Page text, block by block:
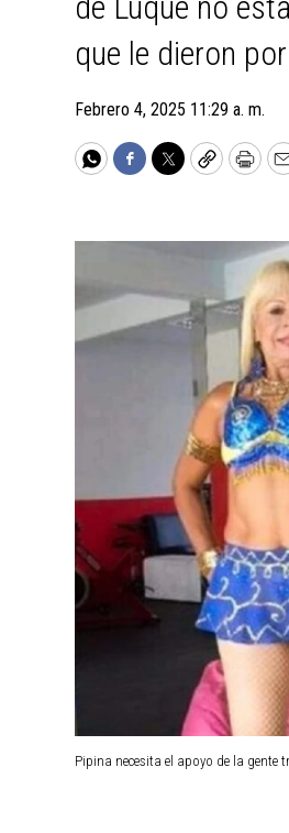
que le dieron
Febrero 4, 2025 11:29 a. m.
WhatsApp
Facebook
TwitterCopyPrint
Pipina necesita el apoyo de la gente